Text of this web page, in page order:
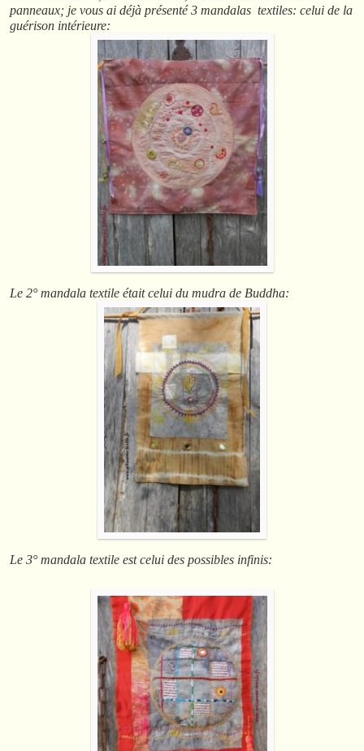
panneaux; je vous ai déjà présenté 3 mandalas textiles: celui de la
guérison intérieure:
Le 2° mandala textile était celui du mudra de Buddha:
Le 3° mandala textile est celui des possibles infinis: